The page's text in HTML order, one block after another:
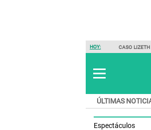
HOY: CASO
ÚLTIMAS
Espectáculos